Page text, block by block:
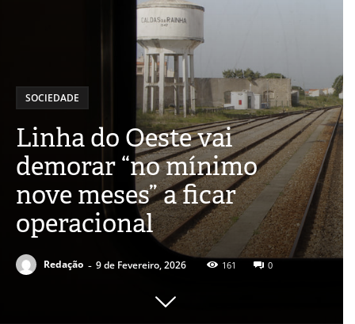
SOCIEDADE
Linha do Oeste vai
demorar “no mínimo
nove meses” a ficar
operacional
Redação - 9 de Fevereiro, 2026 161 0